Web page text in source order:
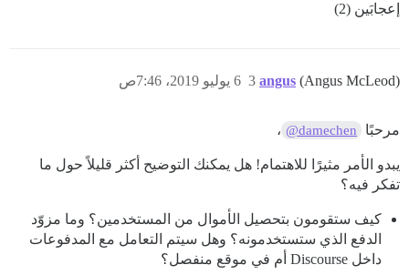
إعجابَين (2)
angus (Angus McLeod) 6 يوليو 2019، 7:46ص 3
مرحبًا @damechen ،
يبدو الأمر مثيرًا للاهتمام! هل يمكنك التوضيح أكثر قليلاً حول ما
تفكر فيه؟
كيف ستقومون بتحصيل الأموال من المستخدمين؟ وما مزوّد
الدفع الذي ستستخدمونه؟ وهل سيتم التعامل مع المدفوعات
داخل Discourse أم في موقع منفصل؟